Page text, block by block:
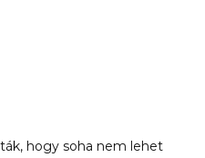
hogy soha nem lehet